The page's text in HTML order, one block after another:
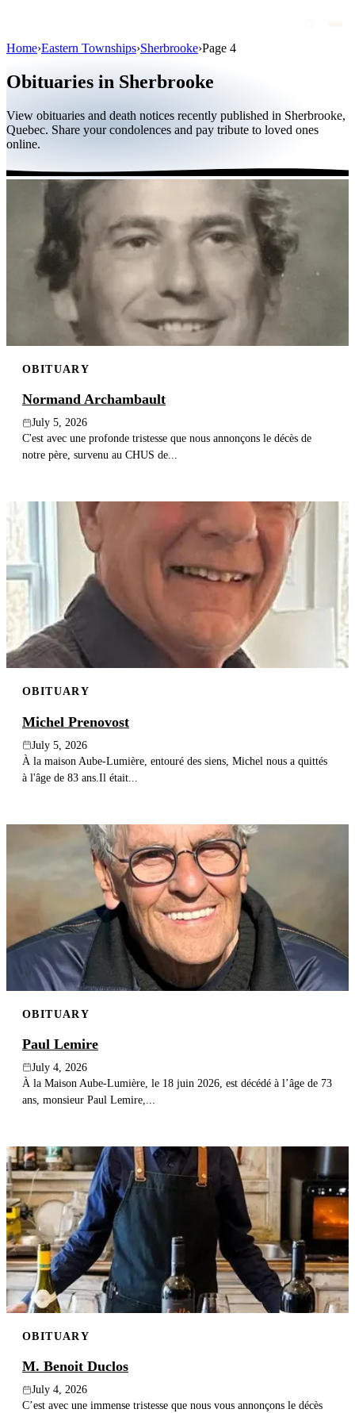
Public figures
Quebec
International
By region
By city
Funeral homes
Search
Home›Eastern Townships›Sherbrooke›Page 4
Obituaries in Sherbrooke
View obituaries and death notices recently published in Sherbrooke,
Quebec. Share your condolences and pay tribute to loved ones
online.
OBITUARY
Normand Archambault
July 5, 2026
C'est avec une profonde tristesse que nous annonçons le décès de
notre père, survenu au CHUS de...
OBITUARY
Michel Prenovost
July 5, 2026
À la maison Aube-Lumière, entouré des siens, Michel nous a quittés
à l'âge de 83 ans.Il était...
OBITUARY
Paul Lemire
July 4, 2026
À la Maison Aube-Lumière, le 18 juin 2026, est décédé à l’âge de 73
ans, monsieur Paul Lemire,...
OBITUARY
M. Benoit Duclos
July 4, 2026
C’est avec une immense tristesse que nous vous annonçons le décès